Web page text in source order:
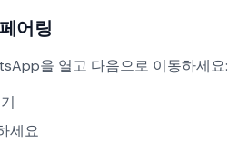
어링
을 열고 다음으로 이동하세요:
세요